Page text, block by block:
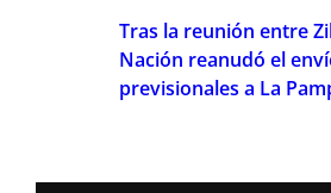
Tras la reunión entre
Nación reanudó el
previsionales a La